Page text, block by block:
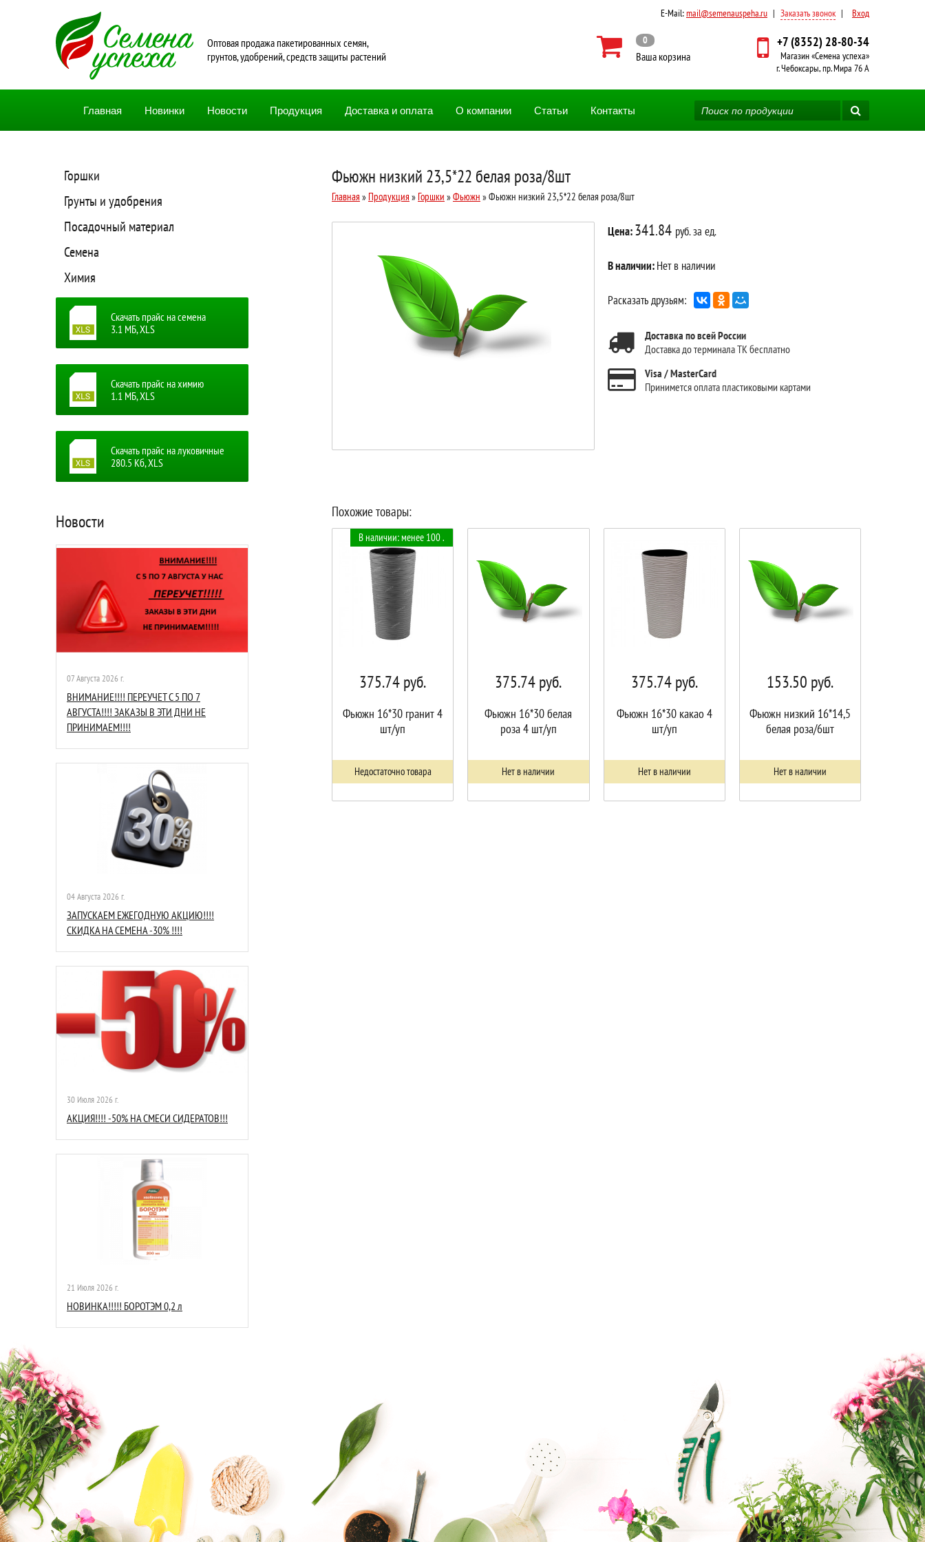
E-Mail:mail@semenauspeha.ru | Заказать звонок | Вход
Oптовая продажа пакетированных семян,
грунтов, удобрений, средств защиты растений
0
Ваша корзина
+7 (8352) 28-80-34
Магазин «Семена успеха»
г. Чебоксары, пр. Мира 76 А
Главная Новинки Новости Продукция Доставка и оплата О компании Статьи Контакты
Горшки
Грунты и удобрения
Посадочный материал
Семена
Химия
Скачать прайс на семена
3.1 MБ, XLS
Скачать прайс на химию
1.1 MБ, XLS
Скачать прайс на луковичные
280.5 Кб, XLS
Новости
07 Августа 2026 г.
ВНИМАНИЕ!!!! ПЕРЕУЧЕТ С 5 ПО 7
АВГУСТА!!!! ЗАКАЗЫ В ЭТИ ДНИ НЕ
ПРИНИМАЕМ!!!!
04 Августа 2026 г.
ЗАПУСКАЕМ ЕЖЕГОДНУЮ АКЦИЮ!!!!
СКИДКА НА СЕМЕНА -30% !!!!
30 Июля 2026 г.
АКЦИЯ!!!! -50% НА СМЕСИ СИДЕРАТОВ!!!
21 Июля 2026 г.
НОВИНКА!!!!! БОРОТЭМ 0,2 л
Фьюжн низкий 23,5*22 белая роза/8шт
Главная » Продукция » Горшки »Фьюжн » Фьюжн низкий 23,5*22 белая роза/8шт
Цена:341.84 руб. за ед.
В наличии:Нет в наличии
Расказать друзьям:
Доставка по всей России
Доставка до терминала ТК бесплатно
Visa / MasterCard
Принимется оплата пластиковыми картами
Похожие товары:
В наличии: менее 100 .
375.74руб.
Фьюжн 16*30 гранит 4
шт/уп
Недостаточно товара
375.74руб.
Фьюжн 16*30 белая
роза 4 шт/уп
Нет в наличии
375.74руб.
Фьюжн 16*30 какао 4
шт/уп
Нет в наличии
153.50 руб.
Фьюжн низкий 16*14,5
белая роза/6шт
Нет в наличии